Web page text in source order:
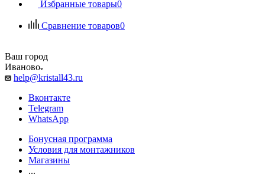
Избранные товары0
Сравнение товаров0
Ваш город
Иваново
help@kristall43.ru
Вконтакте
Telegram
WhatsApp
Бонусная программа
Условия для монтажников
Магазины
...